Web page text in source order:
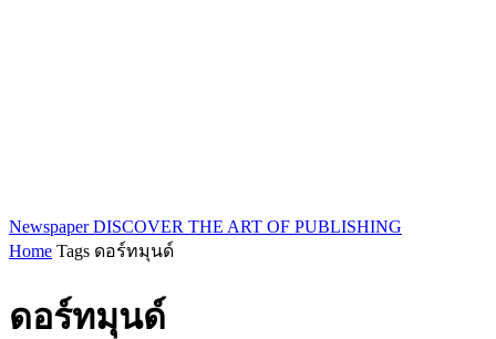
Newspaper DISCOVER THE ART OF PUBLISHING
Home Tags ดอร์ทมุนด์
ดอร์ทมุนด์